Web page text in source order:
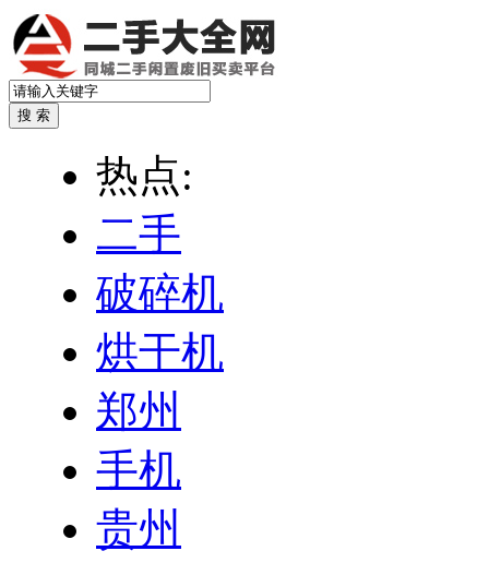
热点:
二手
破碎机
烘干机
郑州
手机
贵州